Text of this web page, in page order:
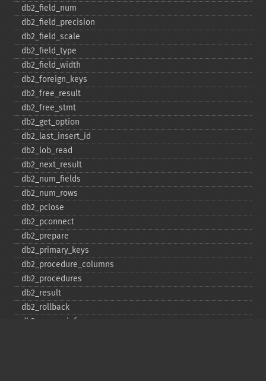
db2_​field_​num
db2_​field_​precision
db2_​field_​scale
db2_​field_​type
db2_​field_​width
db2_​foreign_​keys
db2_​free_​result
db2_​free_​stmt
db2_​get_​option
db2_​last_​insert_​id
db2_​lob_​read
db2_​next_​result
db2_​num_​fields
db2_​num_​rows
db2_​pclose
db2_​pconnect
db2_​prepare
db2_​primary_​keys
db2_​procedure_​columns
db2_​procedures
db2_​result
db2_​rollback
db2_​server_​info